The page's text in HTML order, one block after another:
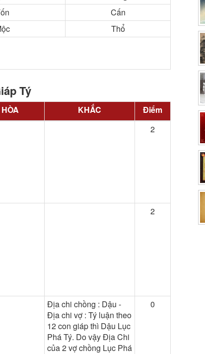
Cấn
Thổ
Tý
KHẮC Điểm
2
2
Địa chi chồng : Dậu -
Địa chi vợ : Tý luận theo
12 con giáp thì Dậu Lục
Phá Tý. Do vậy Địa Chi
của 2 vợ chồng Lục Phá
0